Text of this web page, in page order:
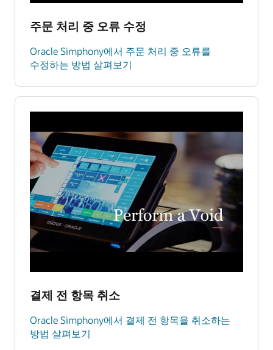
주문 처리 중 오류 수정
Oracle Simphony에서 주문 처리 중 오류를
수정하는 방법 살펴보기
결제 전 항목 취소
Oracle Simphony에서 결제 전 항목을 취소하는
방법 살펴보기